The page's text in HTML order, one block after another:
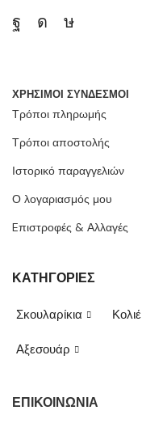
ΧΡΗΣΙΜΟΙ ΣΥΝΔΕΣΜΟΙ
Τρόποι πληρωμής
Τρόποι αποστολής
Ιστορικό παραγγελιών
Ο λογαριασμός μου
Eπιστροφές & Αλλαγές
ΚΑΤΗΓΟΡΙΕΣ
Σκουλαρίκια Κολιέ
Αξεσουάρ
ΕΠΙΚΟΙΝΩΝΙΑ